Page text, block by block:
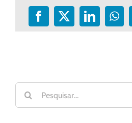
Facebook
X LinkedIn
Buscar
resultados
para: